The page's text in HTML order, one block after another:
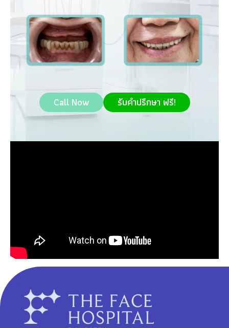
Call Now รับคำปรึกษา ฟรี!